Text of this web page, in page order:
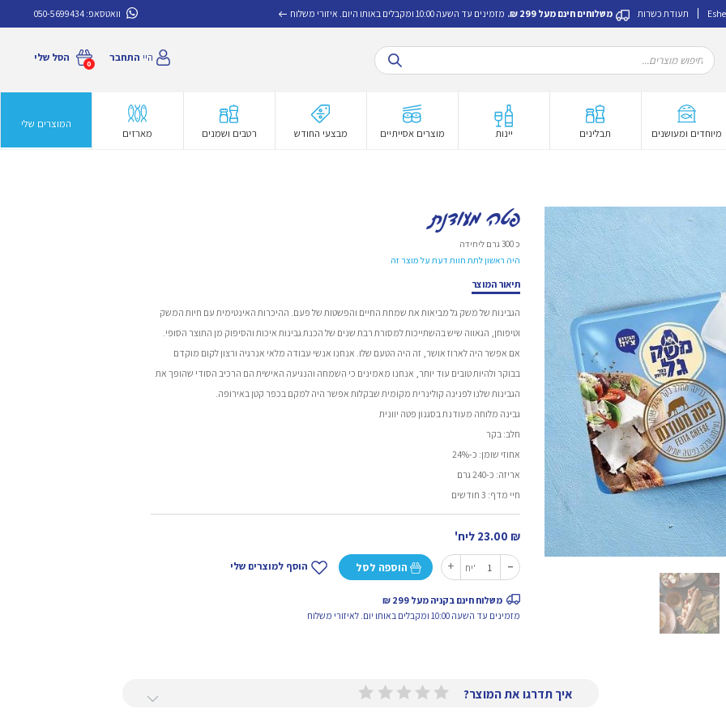
תעודת כשרות משלוחים חינם מעל 299 ₪. מזמינים עד השעה 10:00 ומקבלים באותו היום. איזורי משלוח וואטסאפ: 050-5699434
הסל שלי 0 היי התחבר
Products
search
מיוחדים ומעושנים תבלינים יינות מוצרים אסייתיים מבצעי החודש רטבים ושמנים מארזים
המוצרים שלי
פטה מעודנת
כ 300 גרם ליחידה
היה ראשון לתת חוות דעת על מוצר זה
תיאור המוצר
הגבינות של משק גל מביאות את שמחת החיים והפשטות של פעם. ההיכרות האינטימית עם חיות המשק
וטיפוחן, הגאווה שיש בהשתייכות למסורת רבת שנים של הכנת גבינות איכות והסיפוק מן התוצר הסופי.
אם אפשר היה לארוז אושר, זה היה הטעם שלו. אנחנו אנשי עבודה מלאי אנרגיה ורצון לקום מוקדם
בבוקר ולהיות טובים עוד יותר, אנחנו מאמינים כי השמחה והנגיעה האישית הם הרכיב הסודי שהופך את
הגבינות שלנו לפנינה קולינרית מקומית שבקלות אפשר היה למקם בכפר קטן באירופה.
גבינה מלוחה מעודנת בסגנון פטה יוונית
חלב: בקר
אחוזי שומן: כ-24%
אריזה: כ-240 גרם
חיי מדף: 3 חודשים
23.00 ₪ ליח'
-
כמות
של
פטה
מעודנת
יח' + הוספה לסל הוסף למוצרים שלי
משלוח חינם בקניה מעל 299 ₪
מזמינים עד השעה 10:00 ומקבלים באותו יום.
לאיזורי משלוח
איך תדרגו את המוצר?